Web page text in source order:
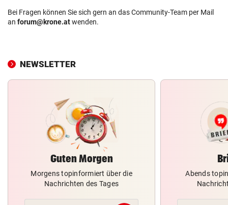
Bei Fragen können Sie sich gern an das Community-Team per Mail
an forum@krone.atwenden.
NEWSLETTER
Guten Morgen
Morgens topinformiert über die
Nachrichten des Tages
Abends